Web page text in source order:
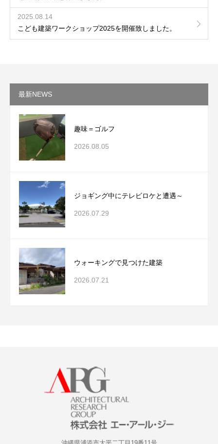
2025.08.14
こども建築ワークショップ2025を開催致しました。
最新NEWS
趣味＝ゴルフ
2026.08.05
ジョギング中にテレビロケと遭遇～
2026.07.29
ウォーキングで見つけた建築
2026.07.21